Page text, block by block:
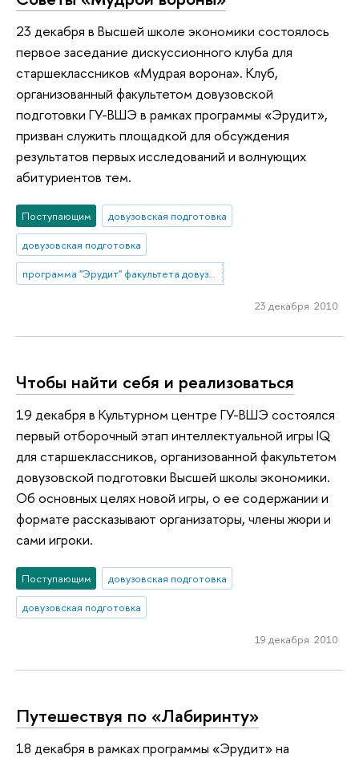
23 декабря в Высшей школе экономики состоялось
первое заседание дискуссионного клуба для
старшеклассников «Мудрая ворона». Клуб,
организованный факультетом довузовской
подготовки ГУ-ВШЭ в рамках программы «Эрудит»,
призван служить площадкой для обсуждения
результатов первых исследований и волнующих
абитуриентов тем.
Поступающим
довузовская подготовка
довузовская подготовка
программа "Эрудит" факультета довузовской подготовки
23 декабря 2010
Чтобы найти себя и реализоваться
19 декабря в Культурном центре ГУ-ВШЭ состоялся
первый отборочный этап интеллектуальной игры IQ
для старшеклассников, организованной факультетом
довузовской подготовки Высшей школы экономики.
Об основных целях новой игры, о ее содержании и
формате рассказывают организаторы, члены жюри и
сами игроки.
Поступающим
довузовская подготовка
довузовская подготовка
19 декабря 2010
Путешествуя по «Лабиринту»
18 декабря в рамках программы «Эрудит» на